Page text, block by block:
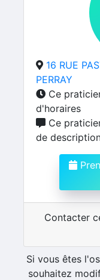
16 RUE
PERRAY
Ce
d'horaires
Ce
de
Contacter
Si vous êtes
souhaitez